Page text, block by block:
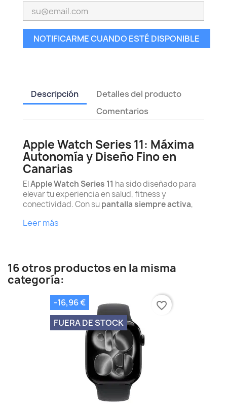
NOTIFICARME CUANDO ESTÉ DISPONIBLE
Descripción
Detalles del producto
Comentarios
Apple Watch Series 11: Máxima
Autonomía y Diseño Fino en
Canarias
ElApple Watch Series 11 ha sido diseñado para
elevar tu experiencia en salud, fitness y
conectividad. Con supantalla siempre activa,
Leer más
16 otros productos en la misma
categoría:
-16,96 €
FUERA DE STOCK
favorite_border